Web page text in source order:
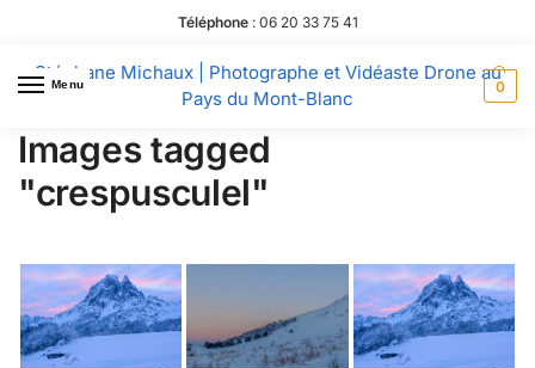
Téléphone: 06 20 33 75 41
Menu
Stéphane Michaux | Photographe et Vidéaste Drone au
Pays du Mont-Blanc
0
Images tagged
"crespusculel"